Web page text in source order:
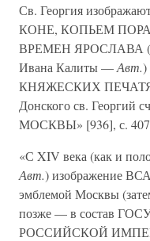
Св. Георгия
КОНЕ, КОПЬЕМ
ВРЕМЕН ЯРОСЛАВА (то
Ивана Калиты —Авт.)
КНЯЖЕСКИХ
Донского св.
МОСКВЫ» [936], с.
«С XIV века (как и
Авт.) изображение
эмблемой Москвы
позже — в состав
РОССИЙСКОЙ